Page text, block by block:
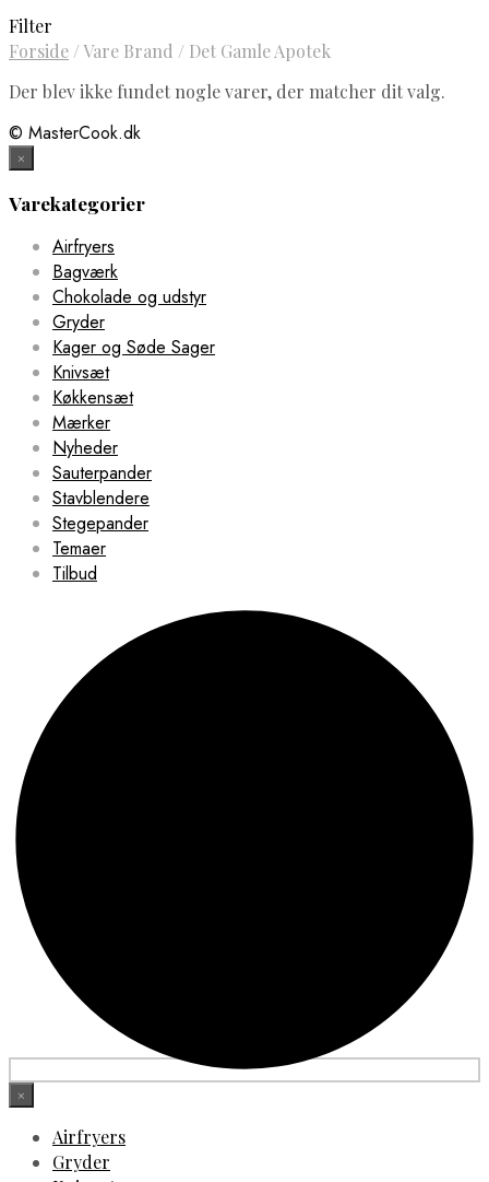
Filter
Forside/Vare Brand / Det Gamle Apotek
Der blev ikke fundet nogle varer, der matcher dit valg.
© MasterCook.dk
×
Varekategorier
Airfryers
Bagværk
Chokolade og udstyr
Gryder
Kager og Søde Sager
Knivsæt
Køkkensæt
Mærker
Nyheder
Sauterpander
Stavblendere
Stegepander
Temaer
Tilbud
×
Airfryers
Gryder